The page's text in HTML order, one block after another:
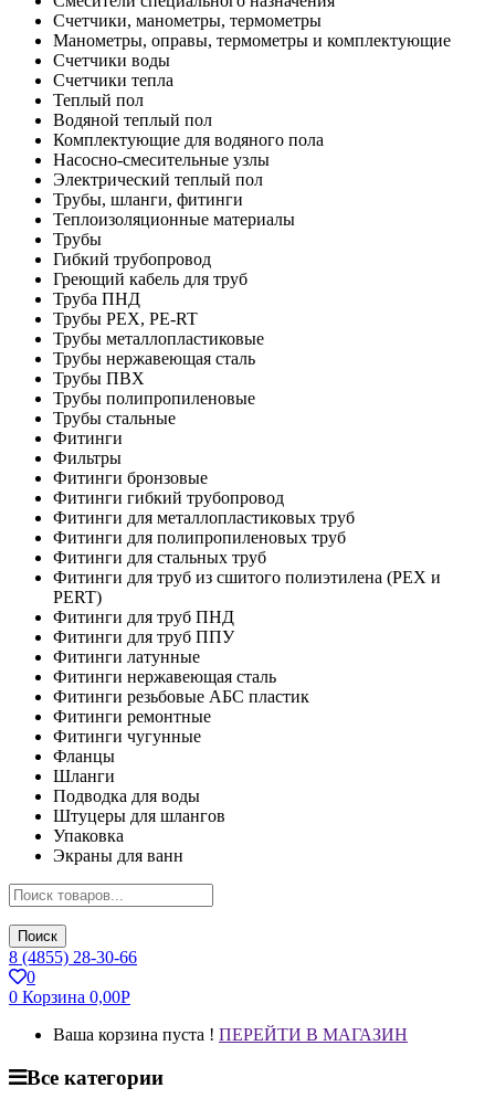
Счетчики, манометры, термометры
Манометры, оправы, термометры и комплектующие
Счетчики воды
Счетчики тепла
Теплый пол
Водяной теплый пол
Комплектующие для водяного пола
Насосно-смесительные узлы
Электрический теплый пол
Трубы, шланги, фитинги
Теплоизоляционные материалы
Трубы
Гибкий трубопровод
Греющий кабель для труб
Труба ПНД
Трубы PEX, PE-RT
Трубы металлопластиковые
Трубы нержавеющая сталь
Трубы ПВХ
Трубы полипропиленовые
Трубы стальные
Фитинги
Фильтры
Фитинги бронзовые
Фитинги гибкий трубопровод
Фитинги для металлопластиковых труб
Фитинги для полипропиленовых труб
Фитинги для стальных труб
Фитинги для труб из сшитого полиэтилена (PEX и
PERT)
Фитинги для труб ПНД
Фитинги для труб ППУ
Фитинги латунные
Фитинги нержавеющая сталь
Фитинги резьбовые АБС пластик
Фитинги ремонтные
Фитинги чугунные
Фланцы
Шланги
Подводка для воды
Штуцеры для шлангов
Упаковка
Экраны для ванн
Поиск
8 (4855) 28-30-66
0
0 Корзина 0,00Р
Ваша корзина пуста ! ПЕРЕЙТИ В МАГАЗИН
Все категории